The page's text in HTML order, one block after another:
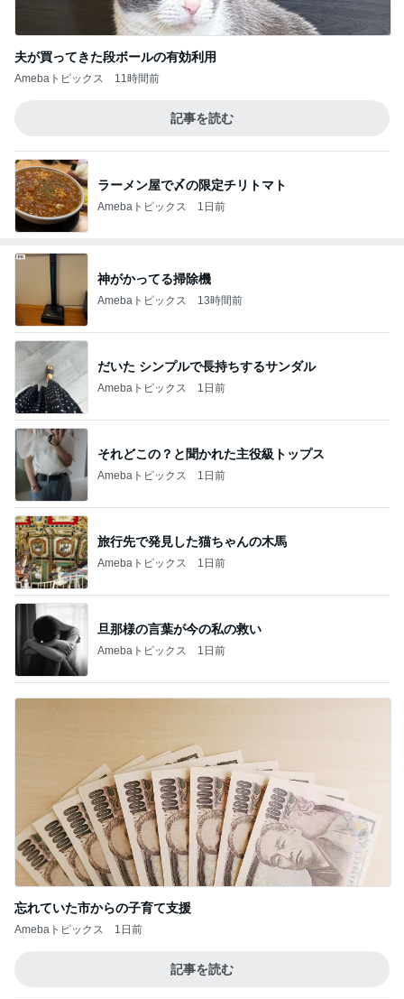
夫が買ってきた段ボールの有効利用
Amebaトピックス 11時間前
記事を読む
ラーメン屋で〆の限定チリトマト
Amebaトピックス 1日前
神がかってる掃除機
Amebaトピックス 13時間前
だいた シンプルで長持ちするサンダル
Amebaトピックス 1日前
それどこの？と聞かれた主役級トップス
Amebaトピックス 1日前
旅行先で発見した猫ちゃんの木馬
Amebaトピックス 1日前
旦那様の言葉が今の私の救い
Amebaトピックス 1日前
忘れていた市からの子育て支援
Amebaトピックス 1日前
記事を読む